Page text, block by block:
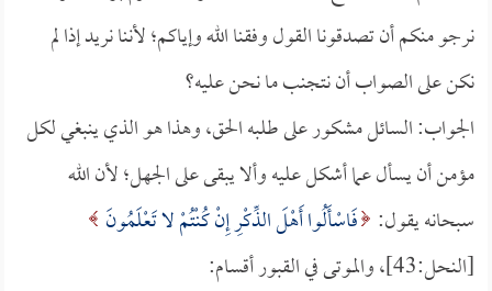
نرجو منكم أن تصدقونا القول وفقنا الله وإياكم؛ لأننا نريد إذا لم
نكن على الصواب أن نتجنب ما نحن عليه؟
الجواب: السائل مشكور على طلبه الحق، وهذا هو الذي ينبغي لكل
مؤمن أن يسأل عما أشكل عليه وألا يبقى على الجهل؛ لأن الله
سبحانه يقول: فَاسْأَلُوا أَهْلَ الذِّكْرِ إِنْ كُنْتُمْ لا تَعْلَمُونَ
[النحل:43]، والموتى في القبور أقسام: